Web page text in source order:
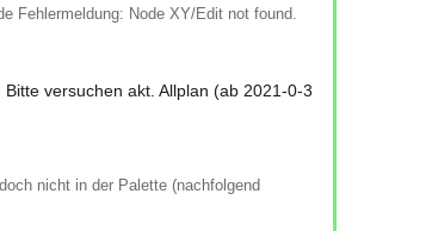
Fehlermeldung: Node XY/Edit not found.
versuchen akt. Allplan (ab 2021-0-3
nicht in der Palette (nachfolgend